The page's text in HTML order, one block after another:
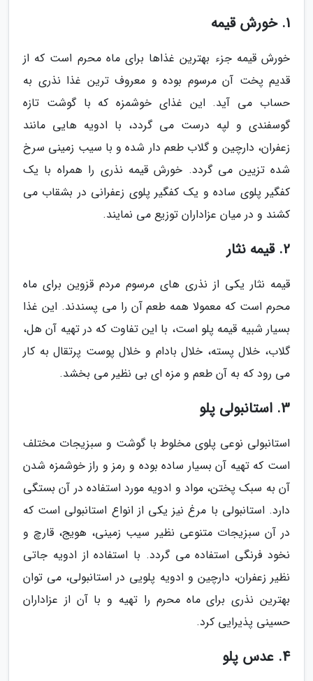
1. خورش قیمه
خورش قیمه جزء بهترین غذاها برای ماه محرم است که از
قدیم پخت آن مرسوم بوده و معروف ترین غذا نذری به
حساب می آید. این غذای خوشمزه که با گوشت تازه
گوسفندی و لپه درست می گردد، با ادویه هایی مانند
زعفران، دارچین و گلاب طعم دار شده و با سیب زمینی سرخ
شده تزیین می گردد. خورش قیمه نذری را همراه با یک
کفگیر پلوی ساده و یک کفگیر پلوی زعفرانی در بشقاب می
کشند و در میان عزاداران توزیع می نمایند.
2. قیمه نثار
قیمه نثار یکی از نذری های مرسوم مردم قزوین برای ماه
محرم است که معمولا همه طعم آن را می پسندند. این غذا
بسیار شبیه قیمه پلو است، با این تفاوت که در تهیه آن هل،
گلاب، خلال پسته، خلال بادام و خلال پوست پرتقال به کار
می رود که به آن طعم و مزه ای بی نظیر می بخشد.
3. استانبولی پلو
استانبولی نوعی پلوی مخلوط با گوشت و سبزیجات مختلف
است که تهیه آن بسیار ساده بوده و رمز و راز خوشمزه شدن
آن به سبک پختن، مواد و ادویه مورد استفاده در آن بستگی
دارد. استانبولی با مرغ نیز یکی از انواع استانبولی است که
در آن سبزیجات متنوعی نظیر سیب زمینی، هویج، قارچ و
نخود فرنگی استفاده می گردد. با استفاده از ادویه جاتی
نظیر زعفران، دارچین و ادویه پلویی در استانبولی، می توان
بهترین نذری برای ماه محرم را تهیه و با آن از عزاداران
حسینی پذیرایی کرد.
4. عدس پلو